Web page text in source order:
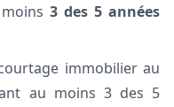
3 des 5 années
immobilier au
au moins 3 des 5